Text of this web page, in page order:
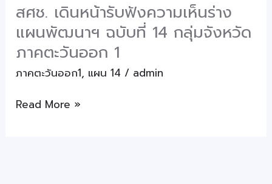
สศช. เดินหน้ารับฟังความเห็นร่าง
แผนพัฒนาฯ ฉบับที่ 14 กลุ่มจังหวัด
ภาคตะวันออก 1
ภาคตะวันออก1, แผน 14 / admin
พัฒนาฯ
ฉบับ
ที่
กลุ่ม
จังหวัด
Read More »